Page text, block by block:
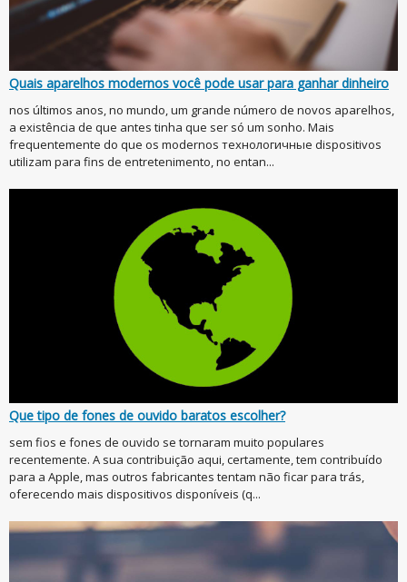
Quais aparelhos modernos você pode usar para ganhar dinheiro
nos últimos anos, no mundo, um grande número de novos aparelhos,
a existência de que antes tinha que ser só um sonho. Mais
frequentemente do que os modernos технологичные dispositivos
utilizam para fins de entretenimento, no entan...
Que tipo de fones de ouvido baratos escolher?
sem fios e fones de ouvido se tornaram muito populares
recentemente. A sua contribuição aqui, certamente, tem contribuído
para a Apple, mas outros fabricantes tentam não ficar para trás,
oferecendo mais dispositivos disponíveis (q...